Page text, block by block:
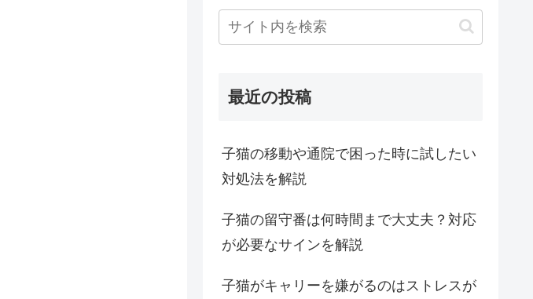
最近の投稿
子猫の移動や通院で困った時に試したい
対処法を解説
子猫の留守番は何時間まで大丈夫？対応
が必要なサインを解説
子猫がキャリーを嫌がるのはストレスが